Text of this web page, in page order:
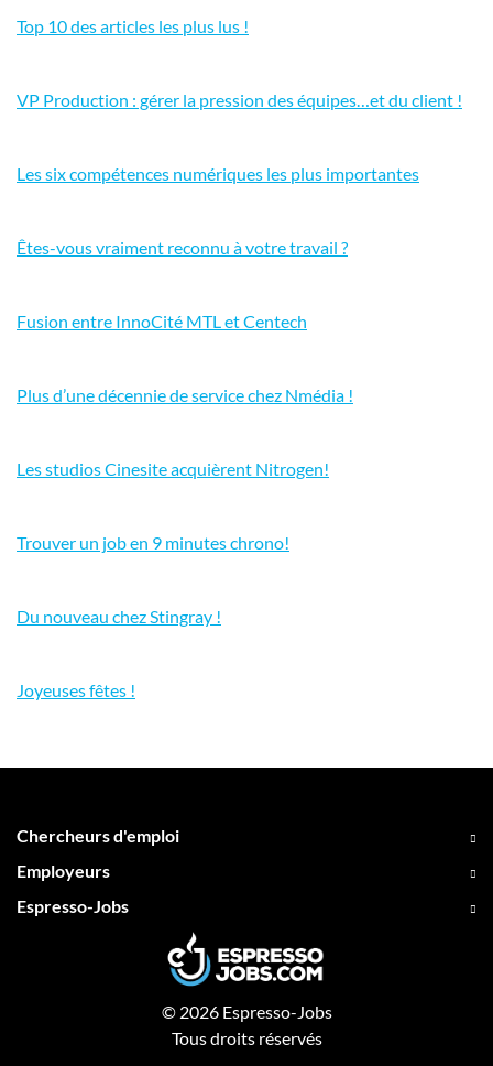
Top 10 des articles les plus lus !
VP Production : gérer la pression des équipes…et du client !
Les six compétences numériques les plus importantes
Êtes-vous vraiment reconnu à votre travail ?
Fusion entre InnoCité MTL et Centech
Plus d’une décennie de service chez Nmédia !
Les studios Cinesite acquièrent Nitrogen!
Trouver un job en 9 minutes chrono!
Du nouveau chez Stingray !
Joyeuses fêtes !
Chercheurs d'emploi
Employeurs
Espresso-Jobs
© 2026 Espresso-Jobs
Tous droits réservés